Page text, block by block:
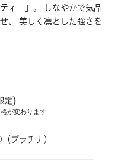
ィー」。 しなやかで気品
、 美しく凛とした強さを
定)
が変わります
プラチナ）